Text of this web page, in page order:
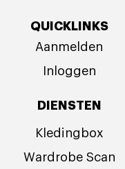
QUICKLINKS
Aanmelden
Inloggen
DIENSTEN
Kledingbox
Wardrobe Scan